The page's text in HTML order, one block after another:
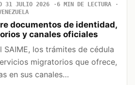
31 JULIO 2026
6 MIN DE LECTURA
documentos de identidad,
y canales oficiales
SAIME, los trámites de cédula
migratorios que ofrece,
en sus canales…